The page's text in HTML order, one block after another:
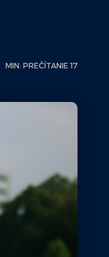
MIN. PREČÍTANIE 17